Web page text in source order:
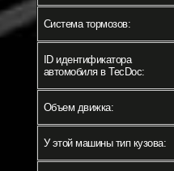
Система тормозов:
ID идентификатора
автомобиля в TecDoc:
Объем движка:
У этой машины тип кузова: